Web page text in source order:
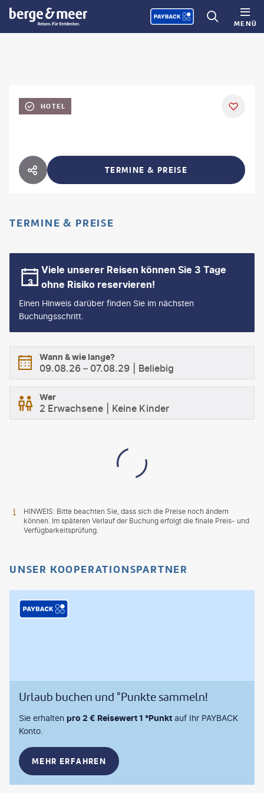
MENÜ
HOTEL
HOTEL TEILEN TERMINE & PREISE
TERMINE & PREISE
Viele unserer Reisen können Sie 3 Tage
ohne Risiko reservieren!
Einen Hinweis darüber finden Sie im nächsten
Buchungsschritt.
Wann & wie lange?
09.08.26 – 07.08.29 Beliebig
Wer
2 Erwachsene Keine Kinder
HINWEIS: Bitte beachten Sie, dass sich die Preise noch ändern
können. Im späteren Verlauf der Buchung erfolgt die finale Preis- und
Verfügbarkeitsprüfung.
UNSER KOOPERATIONSPARTNER
Urlaub buchen und °Punkte sammeln!
Sie erhalten pro 2 € Reisewert 1 °Punkt auf Ihr PAYBACK
Konto.
MEHR ERFAHREN